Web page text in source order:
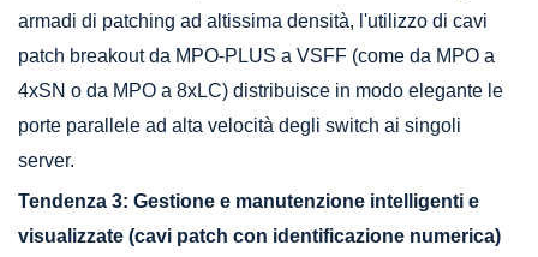
armadi di patching ad altissima densità, l'utilizzo di cavi
patch breakout da MPO-PLUS a VSFF (come da MPO a
4xSN o da MPO a 8xLC) distribuisce in modo elegante le
porte parallele ad alta velocità degli switch ai singoli
server.
Tendenza 3: Gestione e manutenzione intelligenti e
visualizzate (cavi patch con identificazione numerica)